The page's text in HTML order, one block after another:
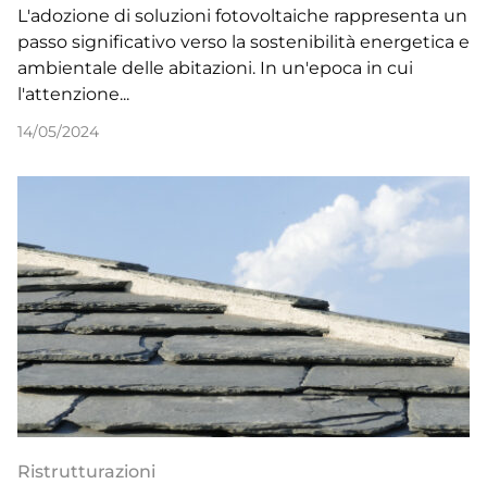
L'adozione di soluzioni fotovoltaiche rappresenta un
passo significativo verso la sostenibilità energetica e
ambientale delle abitazioni. In un'epoca in cui
l'attenzione...
14/05/2024
Ristrutturazioni